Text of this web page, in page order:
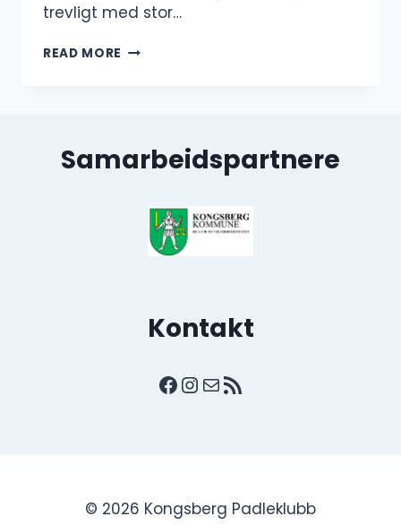
trevligt med stor…
READ MORE SJOATUREN
Samarbeidspartnere
Kontakt
Facebook
Instagram
E-postRSS-strøm
© 2026 Kongsberg Padleklubb